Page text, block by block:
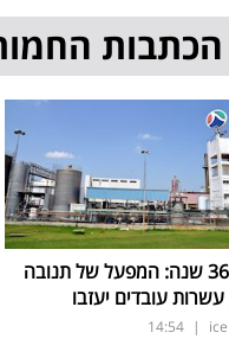
הכתבות
אחרי 36 שנה: המפעל של תנובה
עובדים יעזבו
|
14:54